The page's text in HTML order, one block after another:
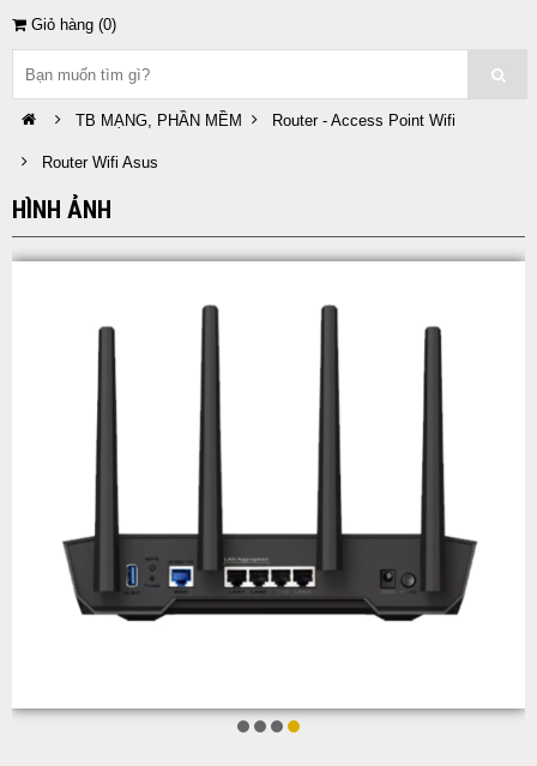
Giỏ hàng (0)
TB MẠNG, PHẦN MỀM Router - Access Point Wifi
Router Wifi Asus
HÌNH ẢNH